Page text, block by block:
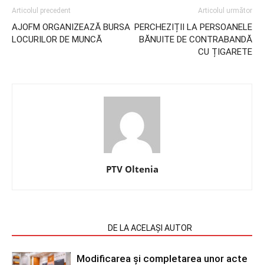
Articolul precedent
AJOFM ORGANIZEAZĂ BURSA
LOCURILOR DE MUNCĂ
Articolul următor
PERCHEZIȚII LA PERSOANELE
BĂNUITE DE CONTRABANDĂ
CU ȚIGARETE
PTV Oltenia
DE LA ACELAȘI AUTOR
Modificarea și completarea unor acte